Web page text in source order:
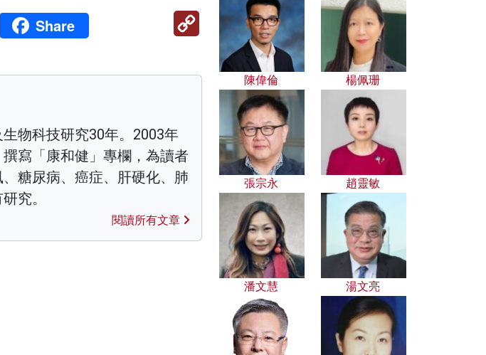
PrintFriendly
Share
Copy
物科技研究30年。2003年
寫「康和健」專欄，為讀者
糖尿病、癌症、肝硬化、肺
究。
閱讀所有文章
陳偉倫 楊佩珊
張宗永 趙靈敏
潘文慧 湯文亮